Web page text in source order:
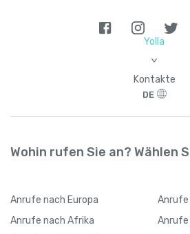
Yolla
>
Kontakte
DE
Wohin rufen Sie an? Wählen
Anrufe nach Europa Anrufe
Anrufe nach Afrika Anrufe